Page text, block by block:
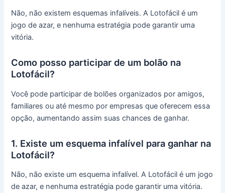
Não, não existem esquemas infalíveis. A Lotofácil é um
jogo de azar, e nenhuma estratégia pode garantir uma
vitória.
Como posso participar de um bolão na
Lotofácil?
Você pode participar de bolões organizados por amigos,
familiares ou até mesmo por empresas que oferecem essa
opção, aumentando assim suas chances de ganhar.
1. Existe um esquema infalível para ganhar na
Lotofácil?
Não, não existe um esquema infalível. A Lotofácil é um jogo
de azar, e nenhuma estratégia pode garantir uma vitória.